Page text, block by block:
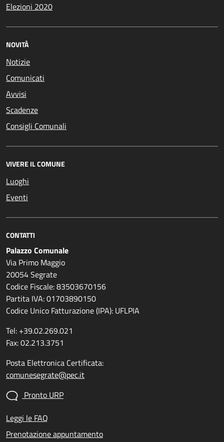
Elezioni 2020
NOVITÀ
Notizie
Comunicati
Avvisi
Scadenze
Consigli Comunali
VIVERE IL COMUNE
Luoghi
Eventi
CONTATTI
Palazzo Comunale
Via Primo Maggio
20054 Segrate
Codice Fiscale: 83503670156
Partita IVA: 01703890150
Codice Unico Fatturazione (IPA): UFLPIA
Tel: +39.02.269.021
Fax: 02.213.3751
Posta Elettronica Certificata:
comunesegrate@pec.it
Pronto URP
Leggi le FAQ
Prenotazione appuntamento